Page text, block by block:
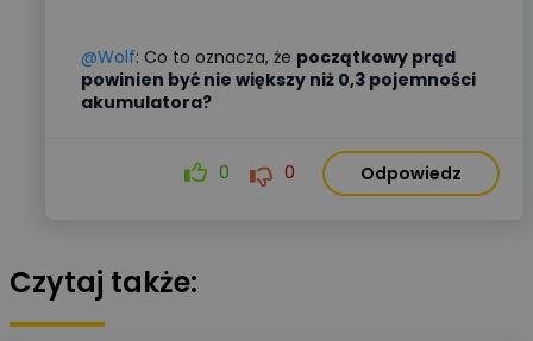
@Wolf: Co to oznacza, że początkowy prąd
powinien być nie większy niż 0,3 pojemności
akumulatora?
0 0 Odpowiedz
Czytaj także: